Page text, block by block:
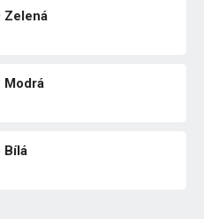
Zelená
Modrá
Bílá